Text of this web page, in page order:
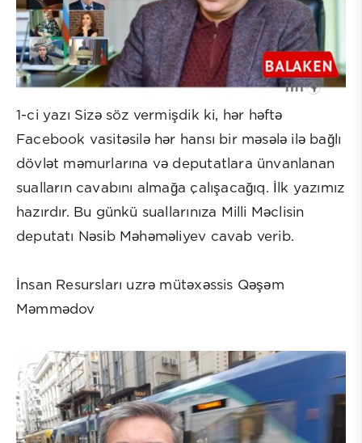
1-ci yazı Sizə söz vermişdik ki, hər həftə
Facebook vasitəsilə hər hansı bir məsələ ilə bağlı
dövlət məmurlarına və deputatlara ünvanlanan
sualların cavabını almağa çalışacağıq. İlk yazımız
hazırdır. Bu günkü suallarınıza Milli Məclisin
deputatı Nəsib Məhəməliyev cavab verib.
İnsan Resursları uzrə mütəxəssis Qəşəm
Məmmədov